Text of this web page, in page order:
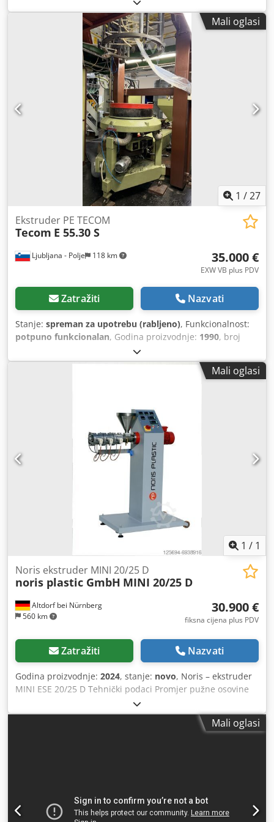
namotač Promjer glave: 150, 100, 80, 50 Promjer puža: 60
Dodatna oprema: corona uređaj + gravimetrijski sustav
Maksimalni kapacitet stroja: 90 kg Dkodpjzi Urwofx Amgor
Stroj je u vrlo dobrom stanju i može se vidjeti u radu!
Mali oglasi
1 /27
Ljubljana - Polje 118 km
Ekstruder PE TECOM
Tecom E 55.30 S
35.000 €
EXW VB plus PDV
Zatražiti Nazvati
Stanje: spreman za upotrebu (rabljeno), Funkcionalnost:
potpuno funkcionalan, Godina proizvodnje: 1990, broj
, ukupna duljina:
širina:3.500 mm, ukupna visina:6.000 mm, Vrlo dobro
radni stroj, redovito održavan. Kapacitet do 100 kg/h.Mali oglasi
1 / 1
Altdorf bei Nürnberg
560 km
Noris ekstruder MINI 20/25 D
noris plastic GmbH MINI 20/25 D
30.900 €
fiksna cijena plus PDV
Zatražiti Nazvati
Godina proizvodnje: 2024, stanje: novo, Noris – ekstruder
MINI ESE 20/25 D Tehnički podaci Promjer pužne osovine
[mm] 20 Duljina pužne osovine [L/D] 25 Brzina pužne
osovine [min-1] 20-200 min-1 Aksijalni tlak pužne osovine
[bar] 300, trajno opterećenje 350 maksimalno Pogon:
Upravljački napon [V] 230 Regulacija temperature:
električni grijači s otporničkim elementima, izvedba s
Mali oglasi